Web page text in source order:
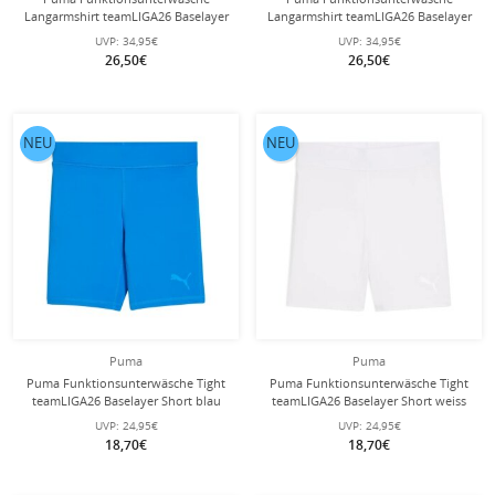
Langarmshirt teamLIGA26 Baselayer
Tee rot Jungen
UVP: 34,95€
26,50€
Langarmshirt teamLIGA26 Baselayer
Tee schwarz Jungen
UVP: 34,95€
26,50€
Puma
Puma Funktionsunterwäsche Tight
teamLIGA26 Baselayer Short blau
Jungen
UVP: 24,95€
18,70€
NEU
Puma
Puma Funktionsunterwäsche Tight
teamLIGA26 Baselayer Short weiss
Jungen
UVP: 24,95€
18,70€
NEU